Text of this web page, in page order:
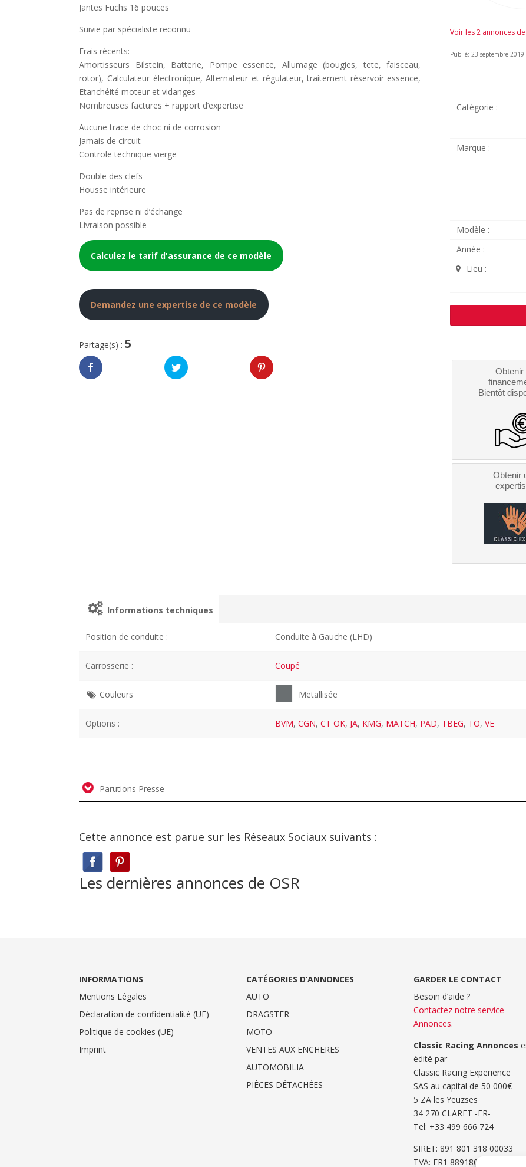
Jantes Fuchs 16 pouces
Suivie par spécialiste reconnu
Frais récents:
Amortisseurs Bilstein, Batterie, Pompe essence, Allumage (bougies, tete, faisceau,
rotor), Calculateur électronique, Alternateur et régulateur, traitement réservoir essence,
Etanchéité moteur et vidanges
Nombreuses factures + rapport d’expertise
Aucune trace de choc ni de corrosion
Jamais de circuit
Controle technique vierge
Double des clefs
Housse intérieure
Pas de reprise ni d’échange
Livraison possible
Calculez le tarif d'assurance de ce modèle
Demandez une expertise de ce modèle
Partage(s) :5
Voir les 2 annonces de
Publié: 23 septembre 2019
Catégorie :
Marque :
Modèle :
Année :
Lieu :
Obtenir
Bientôt
Obtenir
Informations techniques
Position de conduite : Conduite à Gauche (LHD)
Carrosserie : Coupé
Couleurs Metallisée
Options : BVM,CGN,CT OK, JA, KMG, MATCH, PAD, TBEG, TO,VE
Parutions Presse
Cette annonce est parue sur les Réseaux Sociaux suivants :
Les dernières annonces de OSR
INFORMATIONS
Mentions Légales
Déclaration de confidentialité (UE)
Politique de cookies (UE)
Imprint
CATÉGORIES D’ANNONCES
AUTO
DRAGSTER
MOTO
VENTES AUX ENCHERES
AUTOMOBILIA
PIÈCES DÉTACHÉES
GARDER LE CONTACT
Besoin d’aide ?
Contactez notre service
Annonces.
Classic Racing Annonces
édité par
Classic Racing Experience
SAS au capital de 50 000€
5 ZA les Yeuzses
34 270 CLARET -FR-
Tel: ‭+33 499 666 724‬
SIRET: 891 801 318 00033
TVA: FR1 8891801318